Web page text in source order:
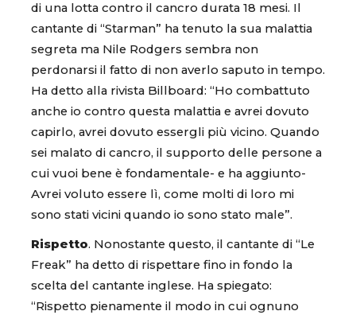
di una lotta contro il cancro durata 18 mesi. Il
cantante di “Starman” ha tenuto la sua malattia
segreta ma Nile Rodgers sembra non
perdonarsi il fatto di non averlo saputo in tempo.
Ha detto alla rivista Billboard: “Ho combattuto
anche io contro questa malattia e avrei dovuto
capirlo, avrei dovuto essergli più vicino. Quando
sei malato di cancro, il supporto delle persone a
cui vuoi bene è fondamentale- e ha aggiunto-
Avrei voluto essere lì, come molti di loro mi
sono stati vicini quando io sono stato male”.
Rispetto. Nonostante questo, il cantante di “Le
Freak” ha detto di rispettare fino in fondo la
scelta del cantante inglese. Ha spiegato:
“Rispetto pienamente il modo in cui ognuno